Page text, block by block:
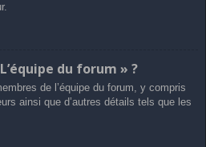
du forum » ?
de l’équipe du forum, y compris
ainsi que d’autres détails tels que les